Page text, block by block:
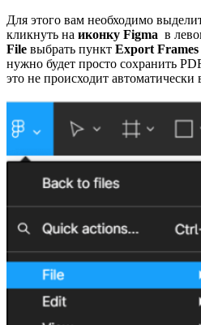
Для этого вам необходимо
кликнуть на иконку Figma в
File выбрать пункт Export Frames
нужно будет просто сохранить
это не происходит автоматически